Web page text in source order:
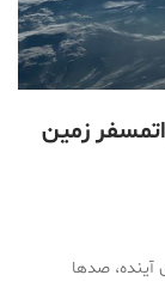
زمین
آینده، صدها